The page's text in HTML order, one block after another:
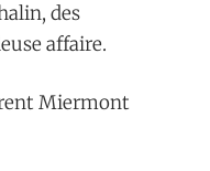
des
affaire.
Miermont